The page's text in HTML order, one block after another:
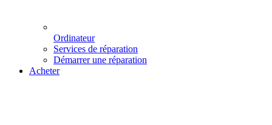
Ordinateur
Services de réparation
Démarrer une réparation
Acheter